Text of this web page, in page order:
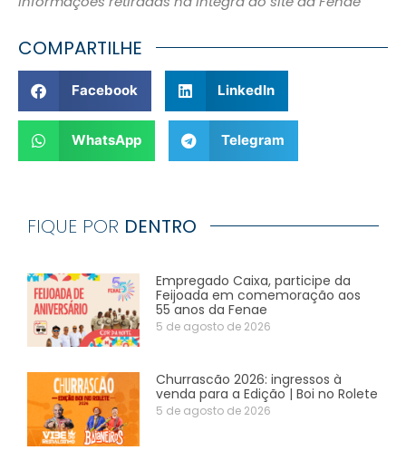
COMPARTILHE
Facebook LinkedIn
WhatsApp Telegram
FIQUE POR DENTRO
Empregado Caixa, participe da
Feijoada em comemoração aos
55 anos da Fenae
5 de agosto de 2026
Churrascão 2026: ingressos à
venda para a Edição | Boi no Rolete
5 de agosto de 2026